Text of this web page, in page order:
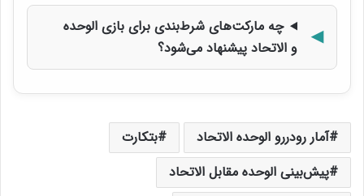
چه مارکت‌های شرط‌بندی برای بازی الوحده
و الاتحاد پیشنهاد می‌شود؟
آمار رودررو الوحده الاتحاد
بتکارت
پیش‌بینی الوحده مقابل الاتحاد